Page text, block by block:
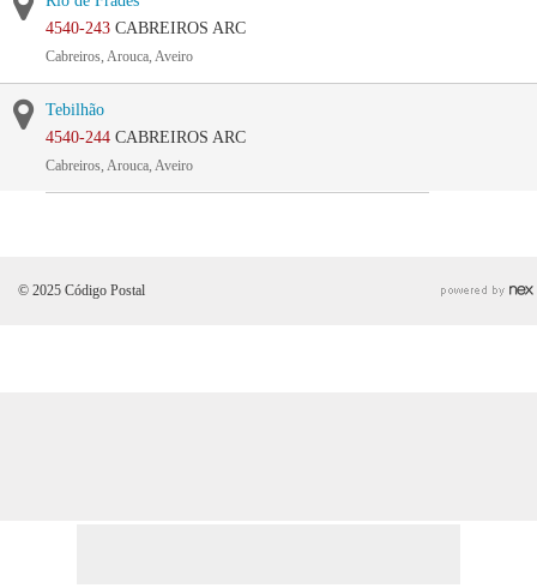
4540-243 CABREIROS ARC
Cabreiros, Arouca, Aveiro
Tebilhão
4540-244 CABREIROS ARC
Cabreiros, Arouca, Aveiro
© 2025 Código Postal